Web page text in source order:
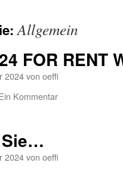
Allgemein
FOR RENT
2024von oeffi
Kommentar
Sie…
2024von oeffi